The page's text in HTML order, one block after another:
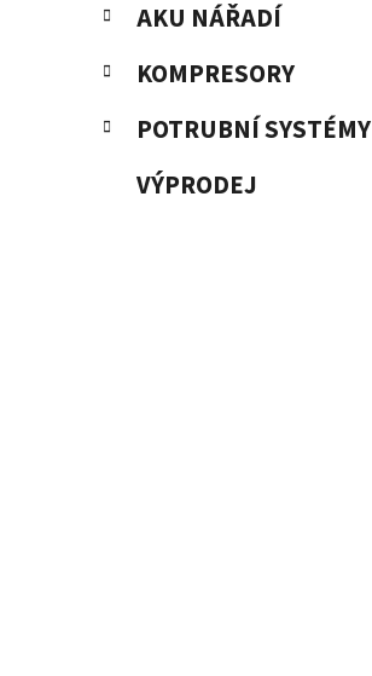
AKU NÁŘADÍ
KOMPRESORY
POTRUBNÍ SYSTÉMY
VÝPRODEJ